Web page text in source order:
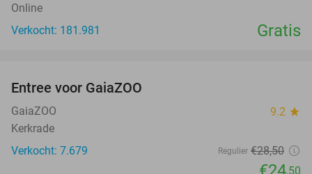
Online
Verkocht: 181.981
Gratis
Entree voor GaiaZOO
GaiaZOO 9.2 star
Kerkrade
Verkocht: 7.679
Regulier €28,50
,50